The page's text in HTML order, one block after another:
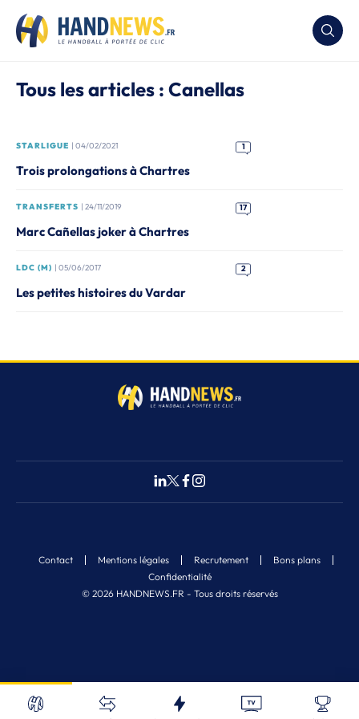
Recherche
Fermer
Tous les articles : Canellas
STARLIGUE | 04/02/2021 1
Trois prolongations à Chartres
TRANSFERTS | 24/11/2019 17
Marc Cañellas joker à Chartres
LDC (M) | 05/06/2017 2
Les petites histoires du Vardar
© 2026 HANDNEWS.FR - Tous droits réservés
Contact Mentions légales Recrutement
Bons plans
Confidentialité
Nos derniers articles